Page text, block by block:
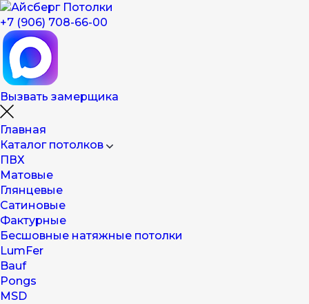
+7 (906) 708-66-00
Вызвать замерщика
Главная
Каталог потолков
ПВХ
Матовые
Глянцевые
Сатиновые
Фактурные
Бесшовные натяжные потолки
LumFer
Bauf
Pongs
MSD